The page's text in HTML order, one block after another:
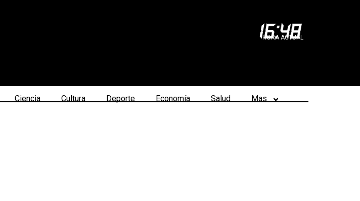
16:48
HORA ACTUAL
Ciencia Cultura Deporte Economía Salud Mas